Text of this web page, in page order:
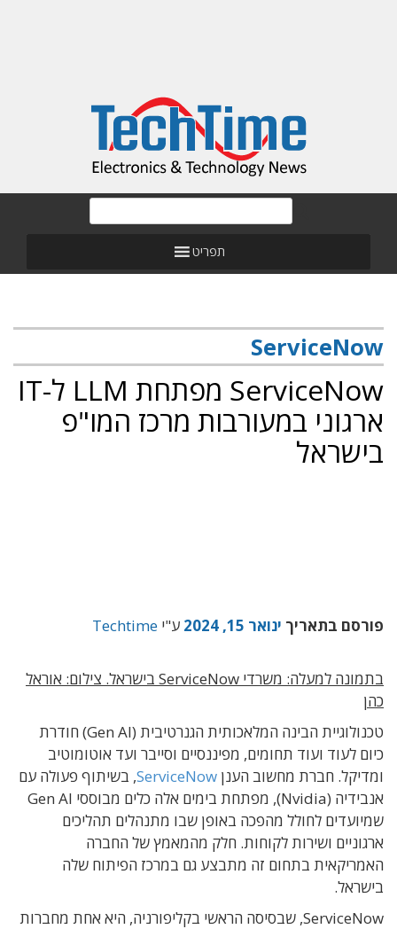
תפריט
ServiceNow
ServiceNow מפתחת LLM ל-IT
ארגוני במעורבות מרכז המו"פ
בישראל
פורסם בתאריך ינואר 15, 2024 ע"י Techtime
בתמונה למעלה: משרדי ServiceNow בישראל. צילום: אוראל
כהן
טכנולוגיית הבינה המלאכותית הגנרטיבית (Gen AI) חודרת
כיום לעוד ועוד תחומים, מפיננסיים וסייבר ועד אוטומוטיב
ומדיקל. חברת מחשוב הענן ServiceNow, בשיתוף פעולה עם
אנבידיה (Nvidia), מפתחת בימים אלה כלים מבוססי Gen AI
שמיועדים לחולל מהפכה באופן שבו מתנהלים תהליכים
ארגוניים ושירות לקוחות. חלק מהמאמץ של החברה
האמריקאית בתחום זה מתבצע גם במרכז הפיתוח שלה
בישראל.
ServiceNow, שבסיסה הראשי בקליפורניה, היא אחת מחברות